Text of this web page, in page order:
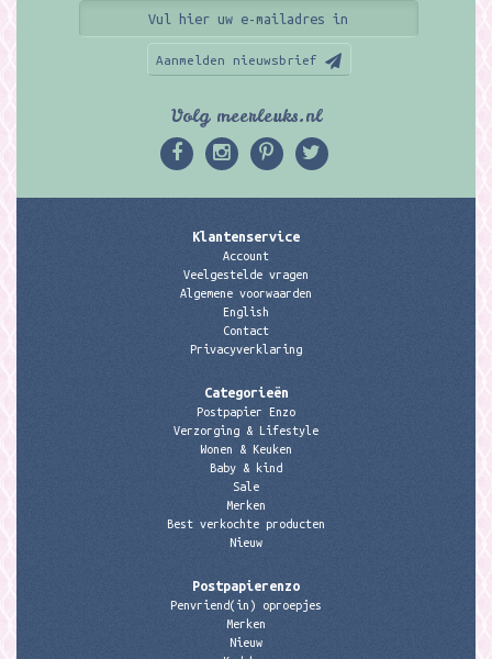
Aanmelden nieuwsbrief
Volg meerleuks.nl
Klantenservice
Account
Veelgestelde vragen
Algemene voorwaarden
English
Contact
Privacyverklaring
Categorieën
Postpapier Enzo
Verzorging & Lifestyle
Wonen & Keuken
Baby & kind
Sale
Merken
Best verkochte producten
Nieuw
Postpapierenzo
Penvriend(in) oproepjes
Merken
Nieuw